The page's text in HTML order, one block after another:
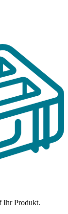
Ihr Produkt.